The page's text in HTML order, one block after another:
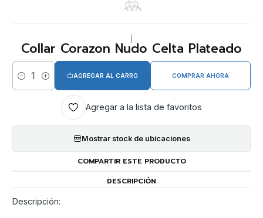
Collar Corazon Nudo Celta Plateado
Cantidad
AGREGAR AL CARRO COMPRAR AHORA
Agregar a la lista de favoritos
Mostrar stock de ubicaciones
COMPARTIR ESTE PRODUCTO
DESCRIPCIÓN
Descripción: